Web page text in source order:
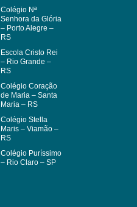
Colégio Nª
Senhora da Glória
– Porto Alegre –
RS
Escola Cristo Rei
– Rio Grande –
RS
Colégio Coração
de Maria – Santa
Maria – RS
Colégio Stella
Maris – Viamão –
RS
Colégio Puríssimo
– Rio Claro – SP